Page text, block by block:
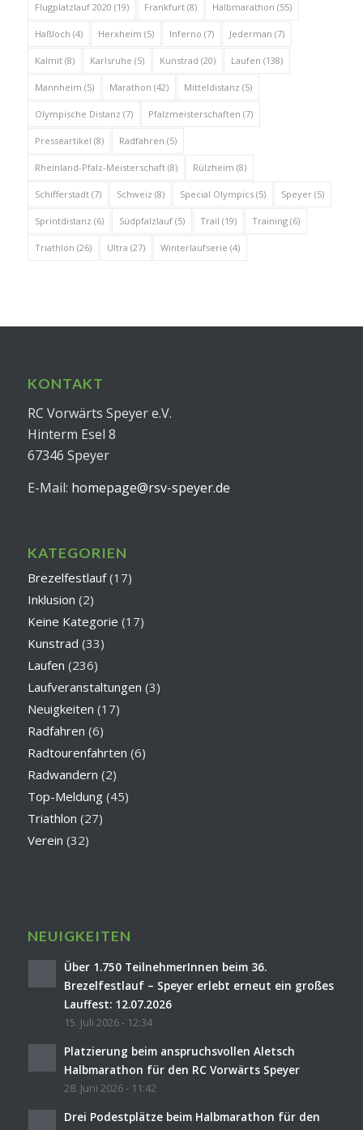
Flugplatzlauf 2020 (19) Frankfurt(8) Halbmarathon (55)
Haßloch (4) Herxheim (5) Inferno (7) Jederman (7)
Kalmit(8) Karlsruhe (5) Kunstrad (20) Laufen (138)
Mannheim (5) Marathon (42) Mitteldistanz (5)
Olympische Distanz (7) Pfalzmeisterschaften (7)
Presseartikel (8) Radfahren (5)
Rheinland-Pfalz-Meisterschaft(8) Rülzheim (8)
Schifferstadt(7) Schweiz (8) Special Olympics(5) Speyer(5)
Sprintdistanz (6) Südpfalzlauf(5) Trail (19) Training(6)
Triathlon (26) Ultra (27) Winterlaufserie (4)
KONTAKT
RC Vorwärts Speyer e.V.
Hinterm Esel 8
67346 Speyer
E-Mail: homepage@rsv-speyer.de
KATEGORIEN
Brezelfestlauf(17)
Inklusion (2)
Keine Kategorie (17)
Kunstrad (33)
Laufen (236)
Laufveranstaltungen (3)
Neuigkeiten (17)
Radfahren (6)
Radtourenfahrten (6)
Radwandern (2)
Top-Meldung(45)
Triathlon (27)
Verein (32)
NEUIGKEITEN
Über 1.750 TeilnehmerInnen beim 36.
Brezelfestlauf – Speyer erlebt erneut ein großes
Lauffest: 12.07.2026
15. Juli 2026 - 12:34
Platzierung beim anspruchsvollen Aletsch
Halbmarathon für den RC Vorwärts Speyer
28. Juni 2026 - 11:42
Drei Podestplätze beim Halbmarathon für den